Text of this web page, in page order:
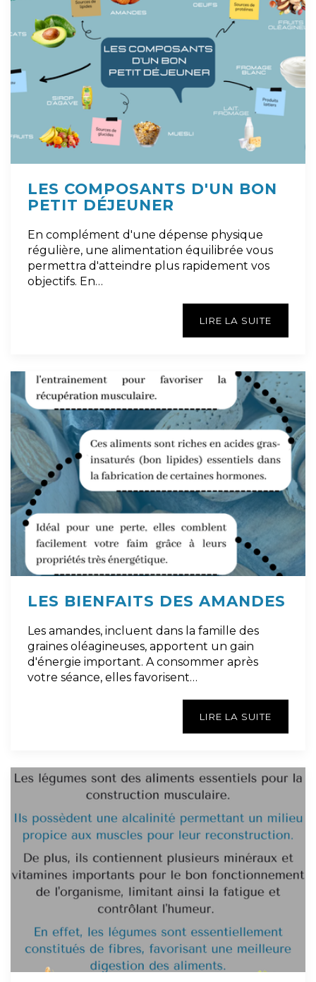
LES COMPOSANTS D'UN BON
PETIT DÉJEUNER
En complément d'une dépense physique
régulière, une alimentation équilibrée vous
permettra d'atteindre plus rapidement vos
objectifs. En…
LIRE LA SUITE
LES BIENFAITS DES AMANDES
Les amandes, incluent dans la famille des
graines oléagineuses, apportent un gain
d'énergie important. A consommer après
votre séance, elles favorisent…
LIRE LA SUITE